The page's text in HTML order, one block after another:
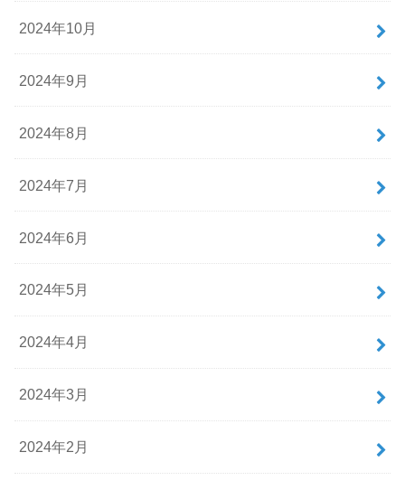
2024年10月
2024年9月
2024年8月
2024年7月
2024年6月
2024年5月
2024年4月
2024年3月
2024年2月